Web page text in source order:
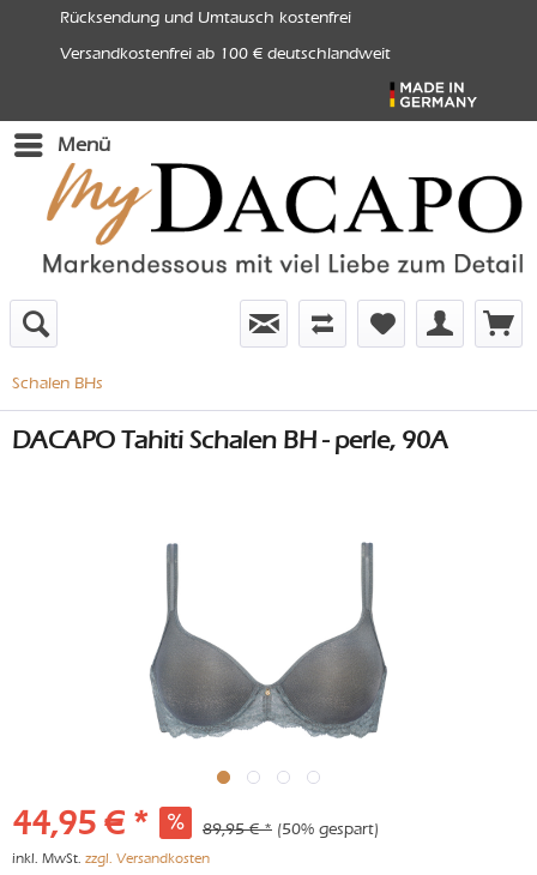
Rücksendung und Umtausch kostenfrei
Versandkostenfrei ab 100 € deutschlandweit
Menü
Schalen BHs
DACAPO Tahiti Schalen BH - perle, 90A
44,95 € * 89,95 € * (50% gespart)
inkl. MwSt. zzgl. Versandkosten